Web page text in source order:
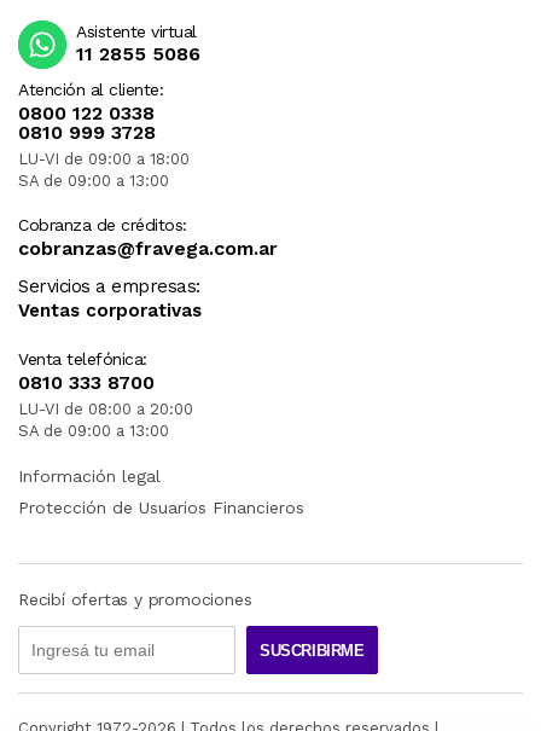
Atención al cliente:
0800 122 0338
0810 999 3728
LU-VI de 09:00 a 18:00
SA de 09:00 a 13:00
Cobranza de créditos:
cobranzas@fravega.com.ar
Servicios a empresas:
Ventas corporativas
Venta telefónica:
0810 333 8700
LU-VI de 08:00 a 20:00
SA de 09:00 a 13:00
Asistente virtual
11 2855 5086
Información legal
Protección de Usuarios Financieros
Recibí ofertas y promociones
SUSCRIBIRME